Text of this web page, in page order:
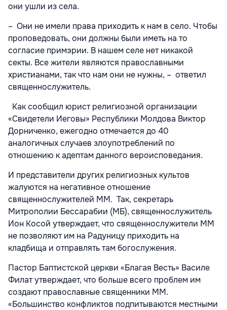
они ушли из села.
– Они не имели права приходить к нам в село. Чтобы
проповедовать, они должны были иметь на то
согласие примэрии. В нашем селе нет никакой
секты. Все жители являются православными
христианами, так что нам они не нужны, – ответил
священнослужитель.
Как сообщил юрист религиозной организации
«Свидетели Иеговы» Республики Молдова Виктор
Дорниченко, ежегодно отмечается до 40
аналогичных случаев злоупотреблений по
отношению к адептам данного вероисповедания.
И представители других религиозных культов
жалуются на негативное отношение
священнослужителей MM. Так, секретарь
Митрополии Бессарабии (МБ), священнослужитель
Ион Косой утверждает, что священнослужители MM
не позволяют им на Радуницу приходить на
кладбища и отправлять там богослужения.
Пастор Баптистской церкви «Благая Весть» Василе
Филат утверждает, что больше всего проблем им
создают православные священники MM.
«Большинство конфликтов подпитываются местными